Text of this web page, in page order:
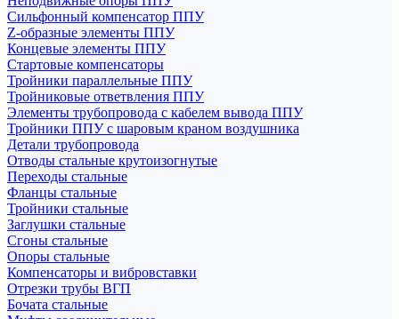
Cильфонный компенсатор ППУ
Z-образные элементы ППУ
Концевые элементы ППУ
Стартовые компенсаторы
Тройники параллельные ППУ
Тройниковые ответвления ППУ
Элементы трубопровода с кабелем вывода ППУ
Тройники ППУ с шаровым краном воздушника
Детали трубопровода
Отводы стальные крутоизогнутые
Переходы стальные
Фланцы стальные
Тройники стальные
Заглушки стальные
Сгоны стальные
Опоры стальные
Компенсаторы и вибровставки
Отрезки трубы ВГП
Бочата стальные